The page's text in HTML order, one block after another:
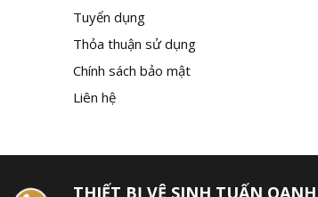
Tuyển dụng
Thỏa thuận sử dụng
Chính sách bảo mật
Liên hệ
THIẾT BỊ VỆ SINH TUẤN OANH